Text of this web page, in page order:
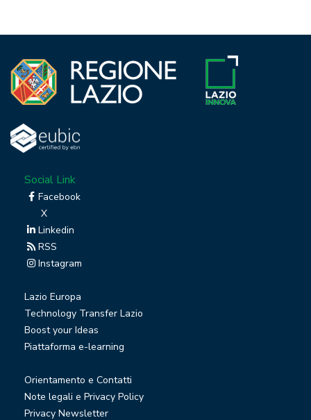
Social Link
Facebook
X
Linkedin
RSS
Instagram
Lazio Europa
Technology Transfer Lazio
Boost your Ideas
Piattaforma e-learning
Orientamento e Contatti
Note legali e Privacy Policy
Privacy Newsletter